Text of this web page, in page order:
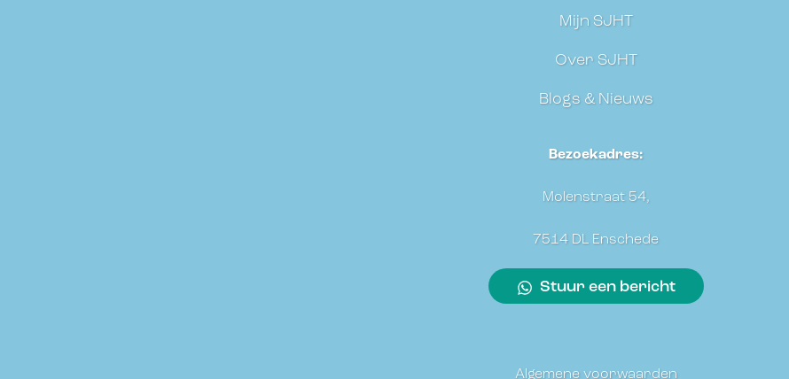
Mijn SJHT
Over SJHT
Blogs & Nieuws
Bezoekadres:
Molenstraat 54,
7514 DL Enschede
Stuur een bericht
Algemene voorwaarden